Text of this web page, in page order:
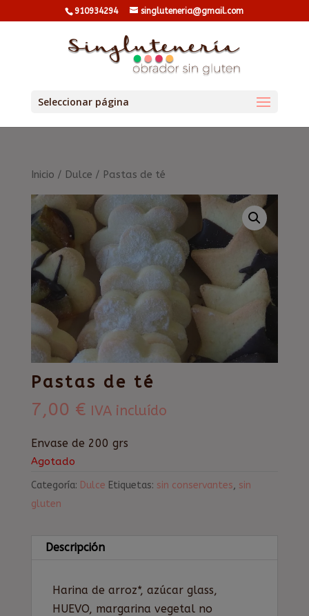
910934294 singluteneria@gmail.com
Seleccionar página
Inicio / Dulce / Pastas de té
Pastas de té
7,00 € IVA incluído
Envase de 200 grs
Agotado
Categoría: Dulce Etiquetas: sin conservantes, sin
gluten
Descripción
Harina de arroz*, azúcar glass,
HUEVO, margarina vegetal no